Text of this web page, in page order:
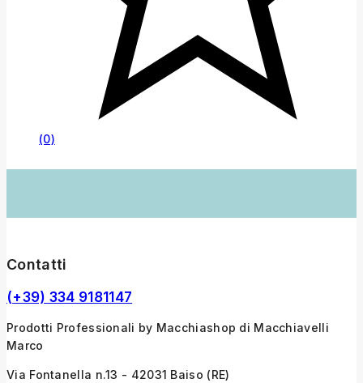
(0)
Contatti
(+39) 334 9181147
Prodotti Professionali by Macchiashop di Macchiavelli
Marco
Via Fontanella n.13 - 42031 Baiso (RE)